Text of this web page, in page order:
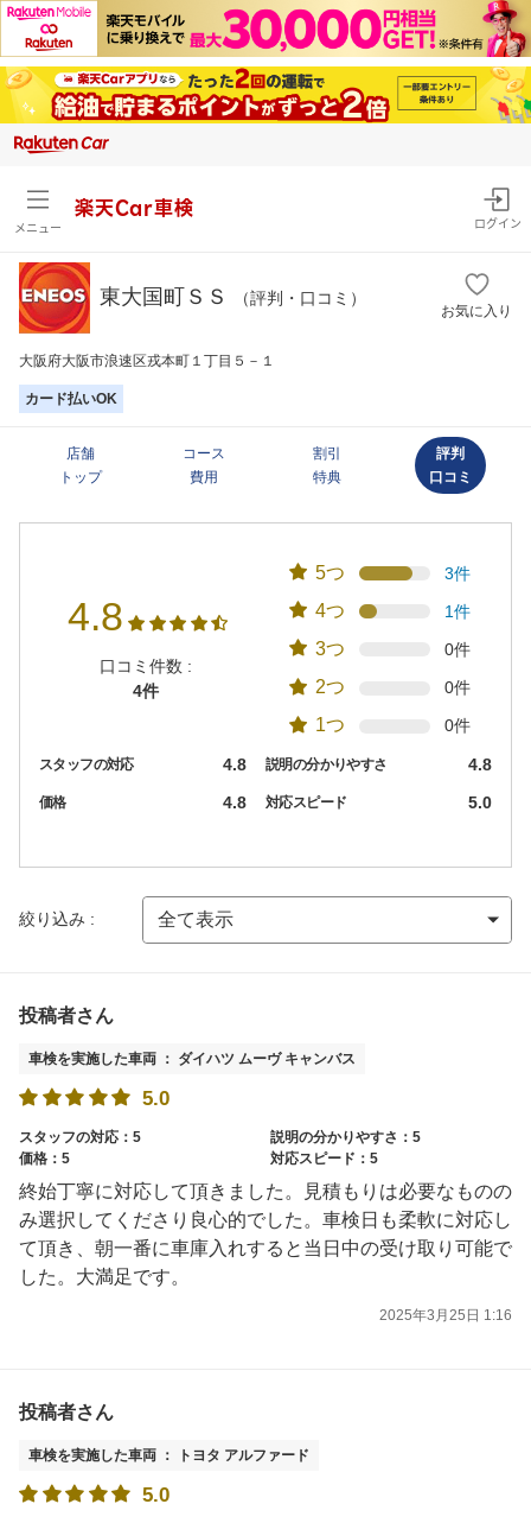
メニュー
楽天Car車検
ログイン
東大国町ＳＳ （評判・口コミ）
お気に入り
大阪府大阪市浪速区戎本町１丁目５－１
カード払いOK
店舗
トップ
コース
費用
割引
特典
評判
口コミ
4.8
口コミ件数 :
4件
5つ 3件
4つ 1件
3つ 0件
2つ 0件
1つ 0件
スタッフの対応 4.8 説明の分かりやすさ 4.8
価格 4.8 対応スピード 5.0
絞り込み :
投稿者さん
車検を実施した車両 ： ダイハツ ムーヴ キャンバス
5.0
スタッフの対応：5
説明の分かりやすさ：5
価格：5
対応スピード：5
終始丁寧に対応して頂きました。見積もりは必要なものの
み選択してくださり良心的でした。車検日も柔軟に対応し
て頂き、朝一番に車庫入れすると当日中の受け取り可能で
した。大満足です。
2025年3月25日 1:16
投稿者さん
車検を実施した車両 ： トヨタ アルファード
5.0